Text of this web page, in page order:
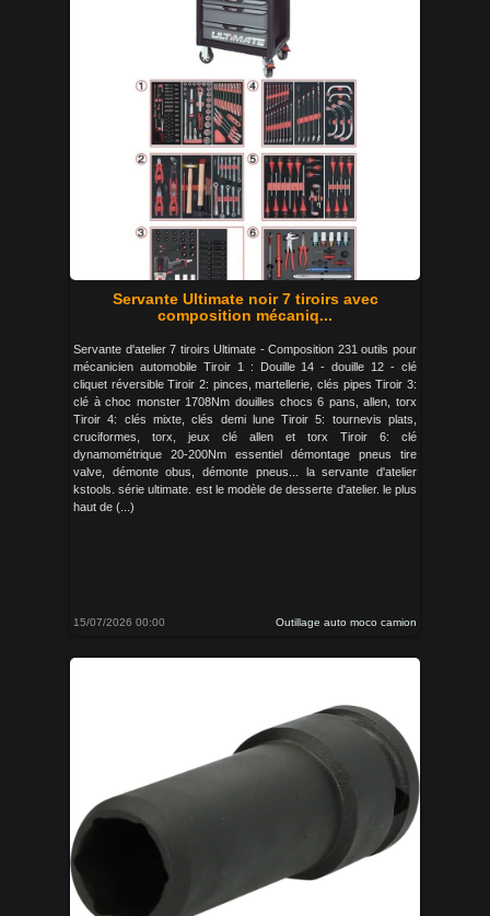
Servante Ultimate noir 7 tiroirs avec
composition mécaniq...
Servante d'atelier 7 tiroirs Ultimate - Composition 231 outils pour
mécanicien automobile Tiroir 1 : Douille 14 - douille 12 - clé
cliquet réversible Tiroir 2: pinces, martellerie, clés pipes Tiroir 3:
clé à choc monster 1708Nm douilles chocs 6 pans, allen, torx
Tiroir 4: clés mixte, clés demi lune Tiroir 5: tournevis plats,
cruciformes, torx, jeux clé allen et torx Tiroir 6: clé
dynamométrique 20-200Nm essentiel démontage pneus tire
valve, démonte obus, démonte pneus... la servante d'atelier
kstools. série ultimate. est le modèle de desserte d'atelier. le plus
haut de (...)
15/07/2026 00:00 Outillage auto moco camion